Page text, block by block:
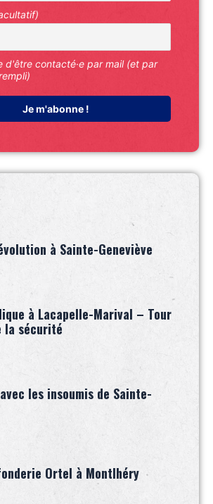
d'être contacté·e par mail (et par
à Sainte-Geneviève
à Lacapelle-Marival – Tour
la sécurité
les insoumis de Sainte-
Ortel à Montlhéry